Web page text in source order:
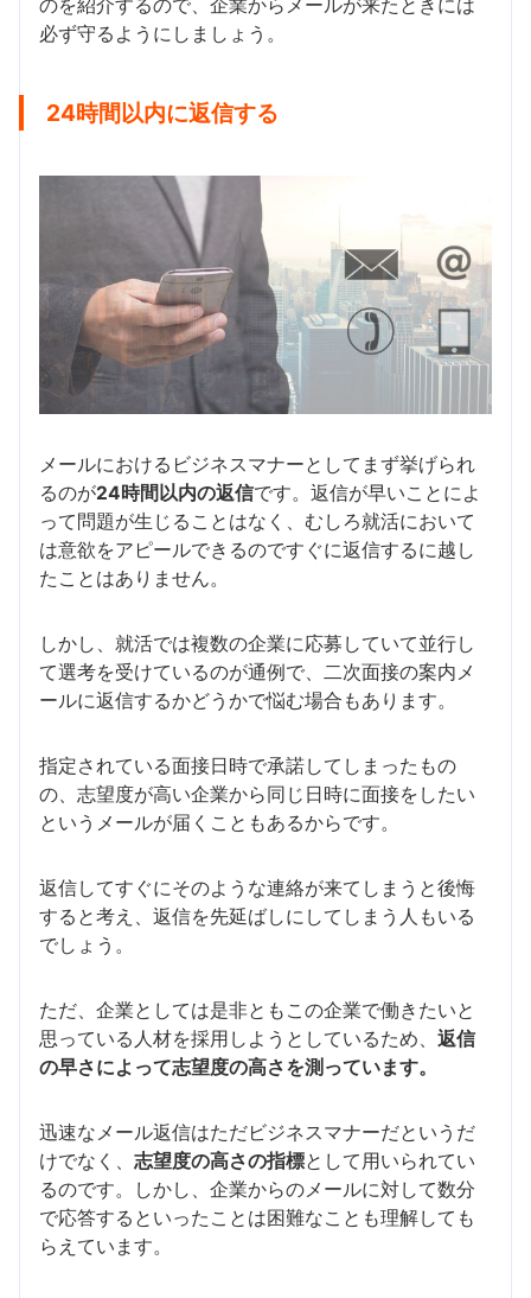
のを紹介するので、企業からメールが来たときには
必ず守るようにしましょう。
24時間以内に返信する
メールにおけるビジネスマナーとしてまず挙げられ
るのが24時間以内の返信です。返信が早いことによ
って問題が生じることはなく、むしろ就活において
は意欲をアピールできるのですぐに返信するに越し
たことはありません。
しかし、就活では複数の企業に応募していて並行し
て選考を受けているのが通例で、二次面接の案内メ
ールに返信するかどうかで悩む場合もあります。
指定されている面接日時で承諾してしまったもの
の、志望度が高い企業から同じ日時に面接をしたい
というメールが届くこともあるからです。
返信してすぐにそのような連絡が来てしまうと後悔
すると考え、返信を先延ばしにしてしまう人もいる
でしょう。
ただ、企業としては是非ともこの企業で働きたいと
思っている人材を採用しようとしているため、 返信
の早さによって志望度の高さを測っています。
迅速なメール返信はただビジネスマナーだというだ
けでなく、 志望度の高さの指標として用いられてい
るのです。しかし、企業からのメールに対して数分
で応答するといったことは困難なことも理解しても
らえています。